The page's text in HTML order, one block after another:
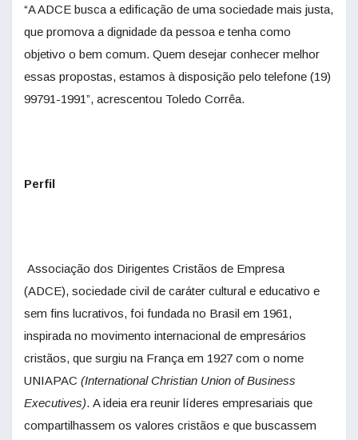
“A ADCE busca a edificação de uma sociedade mais justa,
que promova a dignidade da pessoa e tenha como
objetivo o bem comum. Quem desejar conhecer melhor
essas propostas, estamos à disposição pelo telefone (19)
99791-1991”, acrescentou Toledo Corrêa.
Perfil
Associação dos Dirigentes Cristãos de Empresa
(ADCE), sociedade civil de caráter cultural e educativo e
sem fins lucrativos, foi fundada no Brasil em 1961,
inspirada no movimento internacional de empresários
cristãos, que surgiu na França em 1927 com o nome
UNIAPAC (International Christian Union of Business
Executives). A ideia era reunir líderes empresariais que
compartilhassem os valores cristãos e que buscassem